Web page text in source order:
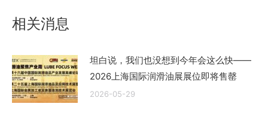
相关消息
坦白说，我们也没想到今年会这么快——
2026上海国际润滑油展展位即将售罄
2026-05-29